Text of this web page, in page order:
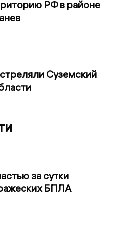
РФ в районе
Суземский
за сутки
БПЛА